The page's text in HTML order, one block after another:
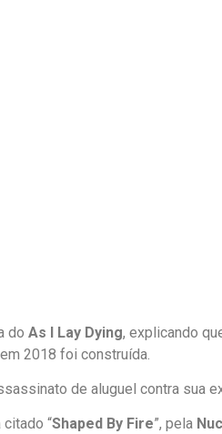
do As I Lay Dying, explicando
2018 foi construída.
de aluguel contra sua
“Shaped By Fire”, pela